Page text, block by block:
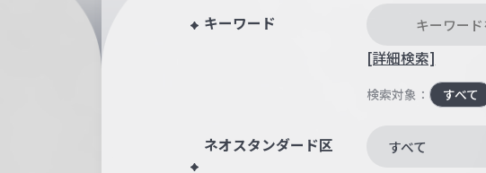
キーワード
[詳細検索]
検索対象： すべて
ネオスタンダード区
すべて